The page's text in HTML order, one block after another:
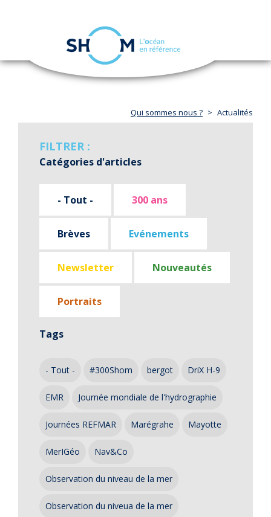
Aller
navigation
Qui sommes nous ? Actualités
FILTRER :
Catégories d'articles
- Tout - 300 ans
Brèves Evénements
Newsletter Nouveautés
Portraits
Tags
- Tout - #300Shom bergot DriX H-9
EMR Journée mondiale de l'hydrographie
Journées REFMAR Marégrahe Mayotte
MerIGéo Nav&Co
Observation du niveau de la mer
Observation du niveua de la mer